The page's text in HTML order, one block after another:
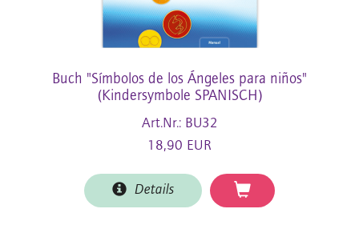
Buch "Símbolos de los Ángeles para niños"
(Kindersymbole SPANISCH)
Art.Nr.: BU32
18,90 EUR
Details